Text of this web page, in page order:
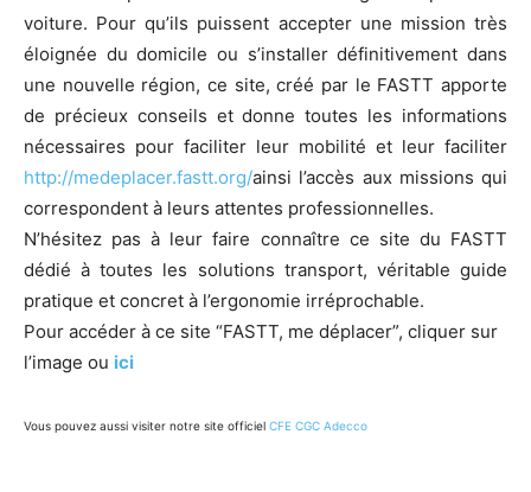
voiture. Pour qu’ils puissent accepter une mission très
éloignée du domicile ou s’installer définitivement dans
une nouvelle région, ce site, créé par le FASTT apporte
de précieux conseils et donne toutes les informations
nécessaires pour faciliter leur mobilité et leur faciliter
http://medeplacer.fastt.org/ainsi l’accès aux missions qui
correspondent à leurs attentes professionnelles.
N’hésitez pas à leur faire connaître ce site du FASTT
dédié à toutes les solutions transport, véritable guide
pratique et concret à l’ergonomie irréprochable.
Pour accéder à ce site “FASTT, me déplacer”, cliquer sur
l’image ou ici
Vous pouvez aussi visiter notre site officiel CFE CGC Adecco